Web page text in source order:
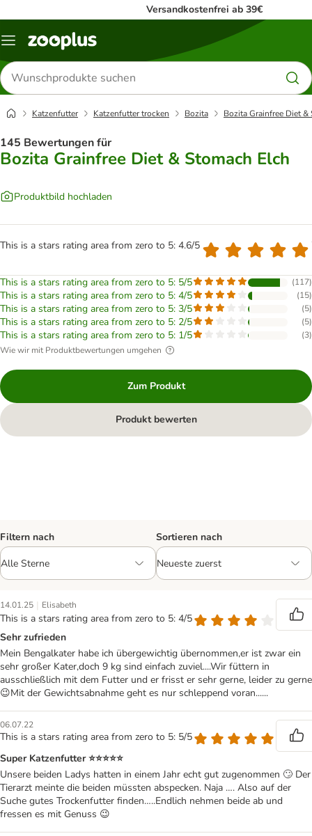
Versandkostenfrei ab 39€
Menü
Produkte
suchen
Katzenfutter Katzenfutter trocken Bozita Bozita Grainfree Diet &
145 Bewertungen für
Bozita Grainfree Diet & Stomach Elch
Produktbild hochladen
This is a stars rating area from zero to 5: 4.6/5
This is a stars rating area from zero to 5: 5/5 (117)
This is a stars rating area from zero to 5: 4/5 (15)
This is a stars rating area from zero to 5: 3/5 (5)
This is a stars rating area from zero to 5: 2/5 (5)
This is a stars rating area from zero to 5: 1/5 (3)
Wie wir mit Produktbewertungen umgehen
Zum Produkt
Produkt bewerten
Filtern nach Sortieren nach
14.01.25 | Elisabeth
This is a stars rating area from zero to 5: 4/5
Sehr zufrieden
Mein Bengalkater habe ich übergewichtig übernommen,er ist zwar ein
sehr großer Kater,doch 9 kg sind einfach zuviel....Wir füttern in
ausschließlich mit dem Futter und er frisst er sehr gerne, leider zu gerne
😉Mit der Gewichtsabnahme geht es nur schleppend voran......
06.07.22
This is a stars rating area from zero to 5: 5/5
Super Katzenfutter ⭐️⭐️⭐️⭐️⭐️
Unsere beiden Ladys hatten in einem Jahr echt gut zugenommen 🙄 Der
Tierarzt meinte die beiden müssten abspecken. Naja …. Also auf der
Suche gutes Trockenfutter finden…..Endlich nehmen beide ab und
fressen es mit Genuss 😉